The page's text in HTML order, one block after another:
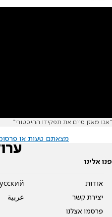
"אבו מאזן סיים את תפקידו ההיסטורי"
מצאתם טעות או
פנו אלינו
אודות
יצירת קשר
פרסמו אצלנו
عربية